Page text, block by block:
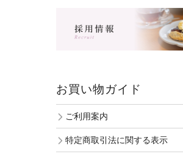
お買い物ガイド
ご利用案内
特定商取引法に関する表示